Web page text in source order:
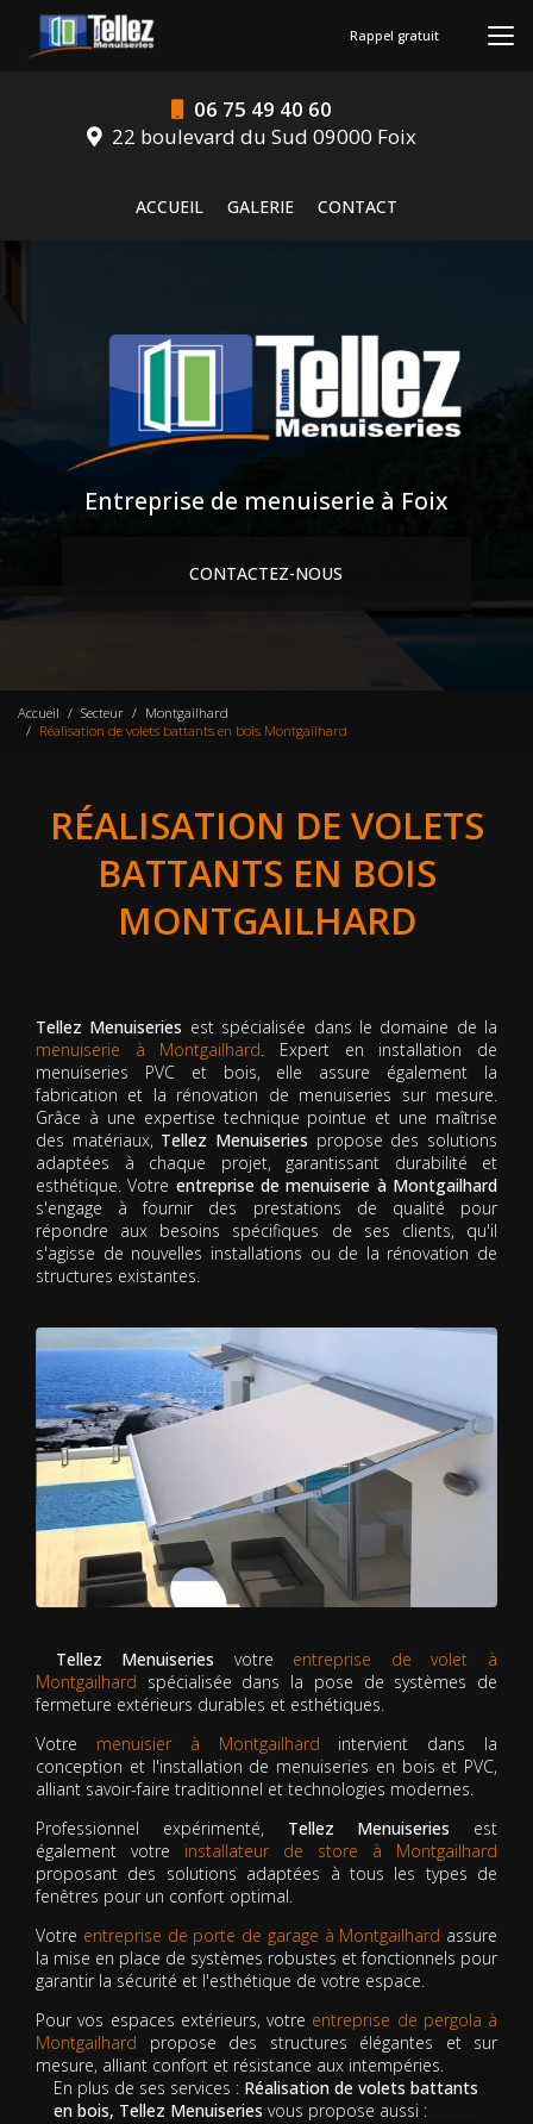
contenu
06 75 49 40 60
22 boulevard du Sud 09000 Foix
ACCUEIL
GALERIE CONTACT
Rappel gratuit
Entreprise de menuiserie à Foix
CONTACTEZ-NOUS
Accueil Secteur
Montgailhard
Réalisation de volets battants en bois Montgailhard
RÉALISATION DE VOLETS
BATTANTS EN BOIS
MONTGAILHARD
Tellez Menuiseries est spécialisée dans le domaine de la
menuiserie à Montgailhard. Expert en installation de
menuiseries PVC et bois, elle assure également la
fabrication et la rénovation de menuiseries sur mesure.
Grâce à une expertise technique pointue et une maîtrise
des matériaux, Tellez Menuiseries propose des solutions
adaptées à chaque projet, garantissant durabilité et
esthétique. Votre entreprise de menuiserie à Montgailhard
s'engage à fournir des prestations de qualité pour
répondre aux besoins spécifiques de ses clients, qu'il
s'agisse de nouvelles installations ou de la rénovation de
structures existantes.
Tellez Menuiseries votre entreprise de volet à
Montgailhard spécialisée dans la pose de systèmes de
fermeture extérieurs durables et esthétiques.
Votre menuisier à Montgailhard intervient dans la
conception et l'installation de menuiseries en bois et PVC,
alliant savoir-faire traditionnel et technologies modernes.
Professionnel expérimenté, Tellez Menuiseries est
également votre installateur de store à Montgailhard
proposant des solutions adaptées à tous les types de
fenêtres pour un confort optimal.
Votre entreprise de porte de garage à Montgailhard assure
la mise en place de systèmes robustes et fonctionnels pour
garantir la sécurité et l'esthétique de votre espace.
Pour vos espaces extérieurs, votre entreprise de pergola à
Montgailhard propose des structures élégantes et sur
mesure, alliant confort et résistance aux intempéries.
En plus de ses services : Réalisation de volets battants
en bois, Tellez Menuiseries vous propose aussi :